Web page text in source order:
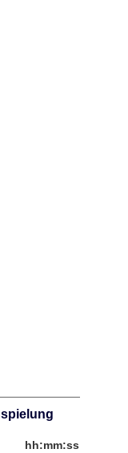
hh:mm:ss